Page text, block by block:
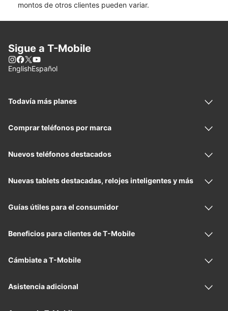
montos de otros clientes pueden variar.